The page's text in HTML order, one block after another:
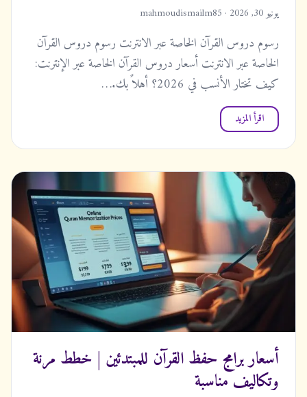
يونيو 30, 2026 · mahmoudismailm85
رسوم دروس القرآن الخاصة عبر الانترنت رسوم دروس القرآن
الخاصة عبر الانترنت أسعار دروس القرآن الخاصة عبر الإنترنت:
كيف تختار الأنسب في 2026؟ أهلاً بك.…
اقرأ المزيد
أسعار برامج حفظ القرآن للمبتدئين | خطط مرنة
وتكاليف مناسبة